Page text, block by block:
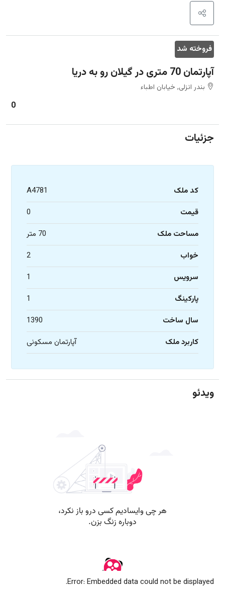
فروخته شد
آپارتمان 70 متری در گیلان رو به دریا
بندر انزلی, خیابان اطباء
0
جزئیات
کد ملک
A4781
قیمت
0
مساحت ملک
70 متر
خواب
2
سرویس
1
پارکینگ
1
سال ساخت
1390
کاربرد ملک
آپارتمان مسکونی
ویدئو
Error: Embedded data could not be displayed.